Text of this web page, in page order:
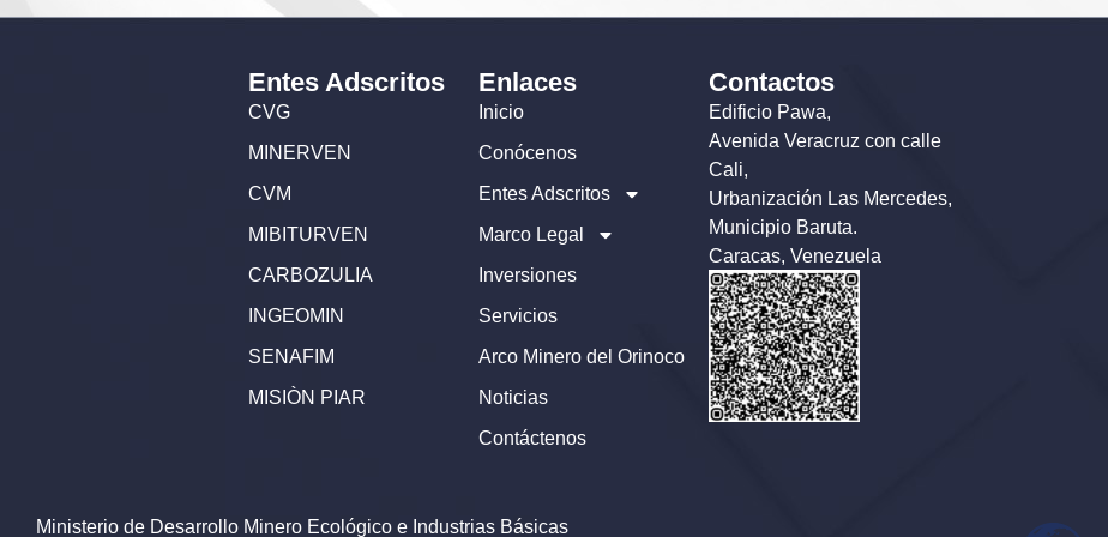
Entes Adscritos
CVG
MINERVEN
CVM
MIBITURVEN
CARBOZULIA
INGEOMIN
SENAFIM
MISIÒN PIAR
Enlaces
Inicio
Conócenos
Entes Adscritos
Marco Legal
Inversiones
Servicios
Arco Minero del Orinoco
Noticias
Contáctenos
Contactos
Edificio Pawa,
Avenida Veracruz con calle
Cali,
Urbanización Las Mercedes,
Municipio Baruta.
Caracas, Venezuela
Ministerio de Desarrollo Minero Ecológico e Industrias Básicas